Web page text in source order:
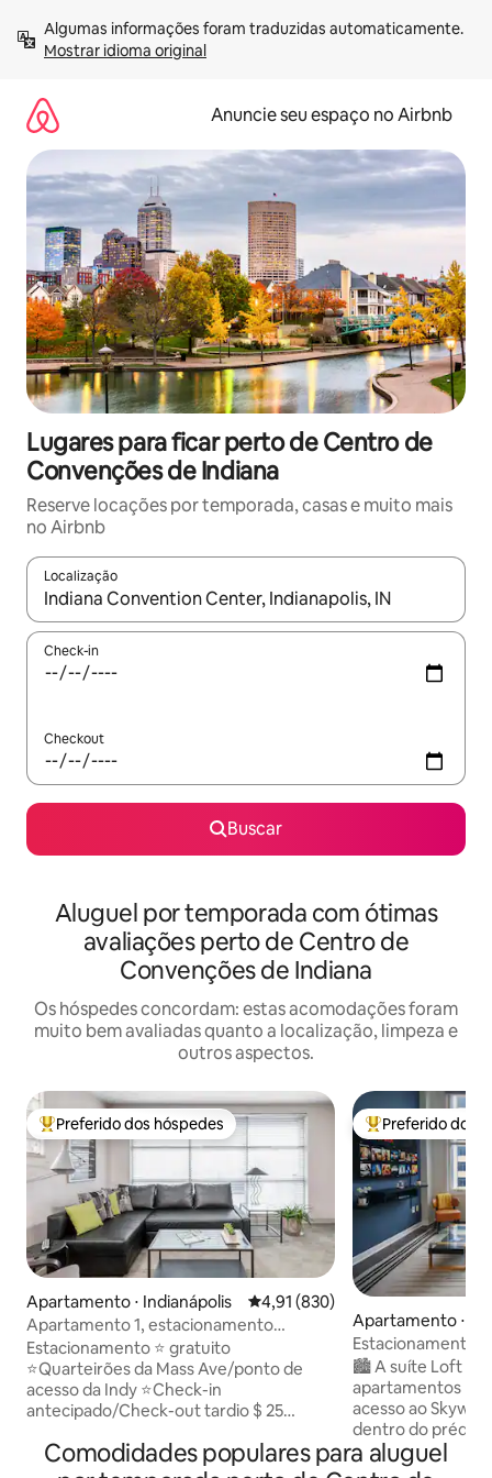
para
Mostrar idioma original
Anuncie seu espaço no Airbnb
Lugares para ficar perto de Centro de
Convenções de Indiana
Reserve locações por temporada, casas e muito mais
no Airbnb
Localização
Quando os resultados estiverem disponíveis, explore-os
Check-in
Checkout
Buscar
Aluguel por temporada com ótimas
avaliações perto de Centro de
Convenções de Indiana
Os hóspedes concordam: estas acomodações foram
muito bem avaliadas quanto a localização, limpeza e
outros aspectos.
Entre os melhores preferidos dos hóspedes
Preferido dos hóspedes
Apartamento ⋅ Indianápolis 4,91 de uma avaliação média de
4,91 (830)
Apartamento 1, estacionamento
gratuito, Mass Ave, centro, cama king
size
Estacionamento ⭐ gratuito
⭐Quarteirões da Mass Ave/ponto de
acesso da Indy ⭐Check-in
antecipado/Check-out tardio $ 25
de suíte ✦Distância a pé/curta distância
de carro até as principais atrações ✤
Entre os
Preferido dos
Apartamento ⋅
Estacionamento
quarto a uma
centro
🏙️ A suíte Loft O ÚNICO prédio de
apartamentos no
acesso ao
dentro do prédio
Convenções, o
sem sair.
Comodidades populares para aluguel